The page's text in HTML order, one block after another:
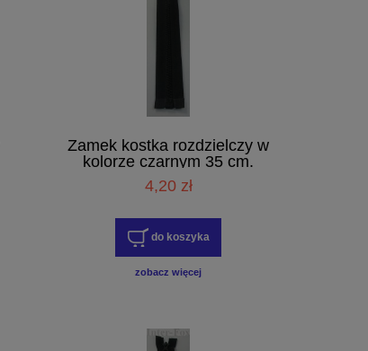
Zamek kostka rozdzielczy w
kolorze czarnym 35 cm.
4,20 zł
do koszyka
zobacz więcej